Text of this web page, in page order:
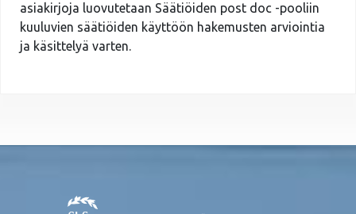
asiakirjoja luovutetaan Säätiöiden post doc -pooliin
kuuluvien säätiöiden käyttöön hakemusten arviointia
ja käsittelyä varten.